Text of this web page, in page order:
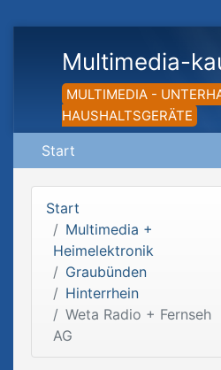
Multimedia-
MULTIMEDIA -
HAUSHALTSGERÄTE
Start
Start
Multimedia +
Heimelektronik
Graubünden
Hinterrhein
Weta Radio + Fernseh
AG